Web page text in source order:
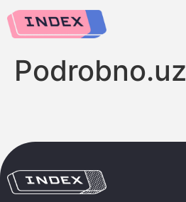
Podrobno.uz